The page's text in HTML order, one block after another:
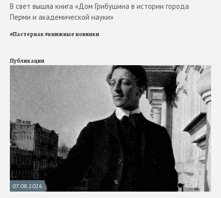
В свет вышла книга «Дом Грибушина в истории города
Перми и академической науки»
#Пастернак#книжные новинки
Публикации
07.08.2026